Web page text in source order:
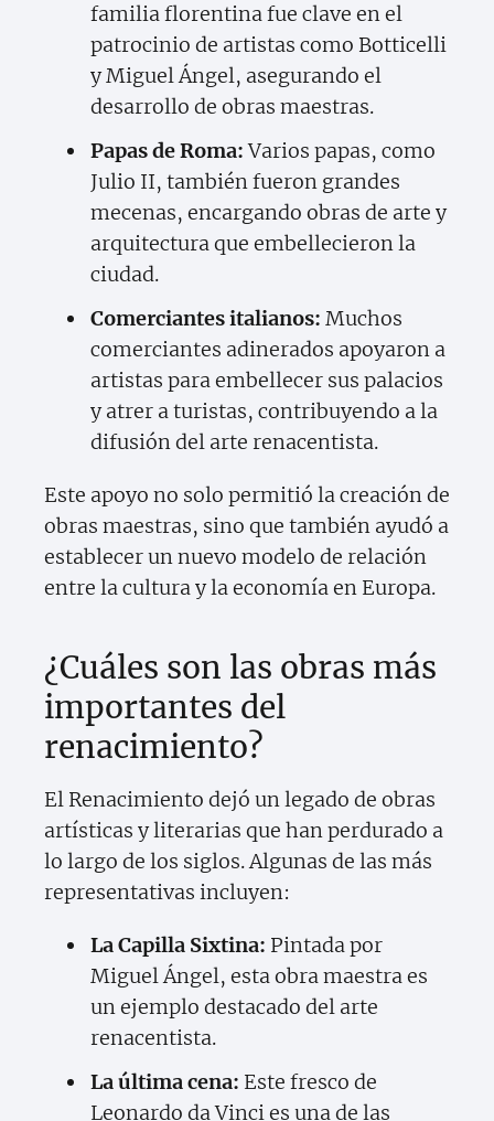
familia florentina fue clave en el
patrocinio de artistas como Botticelli
y Miguel Ángel, asegurando el
desarrollo de obras maestras.
Papas de Roma:Varios papas, como
Julio II, también fueron grandes
mecenas, encargando obras de arte y
arquitectura que embellecieron la
ciudad.
Comerciantes italianos: Muchos
comerciantes adinerados apoyaron a
artistas para embellecer sus palacios
y atrer a turistas, contribuyendo a la
difusión del arte renacentista.
Este apoyo no solo permitió la creación de
obras maestras, sino que también ayudó a
establecer un nuevo modelo de relación
entre la cultura y la economía en Europa.
¿Cuáles son las obras más
importantes del
renacimiento?
El Renacimiento dejó un legado de obras
artísticas y literarias que han perdurado a
lo largo de los siglos. Algunas de las más
representativas incluyen:
La Capilla Sixtina: Pintada por
Miguel Ángel, esta obra maestra es
un ejemplo destacado del arte
renacentista.
La última cena: Este fresco de
Leonardo da Vinci es una de las